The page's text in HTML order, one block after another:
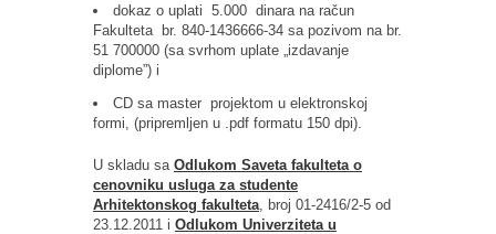
dokaz o uplati 5.000 dinara na račun
Fakulteta br. 840‐1436666‐34 sa pozivom na br.
51 700000 (sa svrhom uplate „izdavanje
diplome”) i
CD sa master projektom u elektronskoj
formi, (pripremljen u .pdf formatu 150 dpi).
U skladu sa Odlukom Saveta fakulteta o
cenovniku usluga za studente
Arhitektonskog fakulteta , broj 01-2416/2-5 od
23.12.2011 i Odlukom Univerziteta u